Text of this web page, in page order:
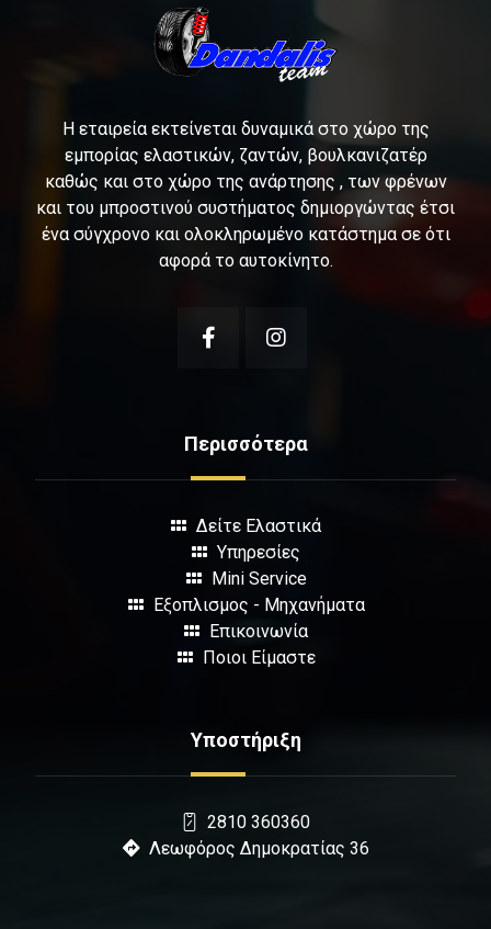
Η εταιρεία εκτείνεται δυναμικά στο χώρο της
εμπορίας ελαστικών, ζαντών, βουλκανιζατέρ
καθώς και στο χώρο της ανάρτησης , των φρένων
και του μπροστινού συστήματος δημιοργώντας έτσι
ένα σύγχρονο και ολοκληρωμένο κατάστημα σε ότι
αφορά το αυτοκίνητο.
Περισσότερα
Δείτε Ελαστικά
Υπηρεσίες
Mini Service
Εξοπλισμος - Μηχανήματα
Επικοινωνία
Ποιοι Είμαστε
Υποστήριξη
2810 360360
Λεωφόρος Δημοκρατίας 36